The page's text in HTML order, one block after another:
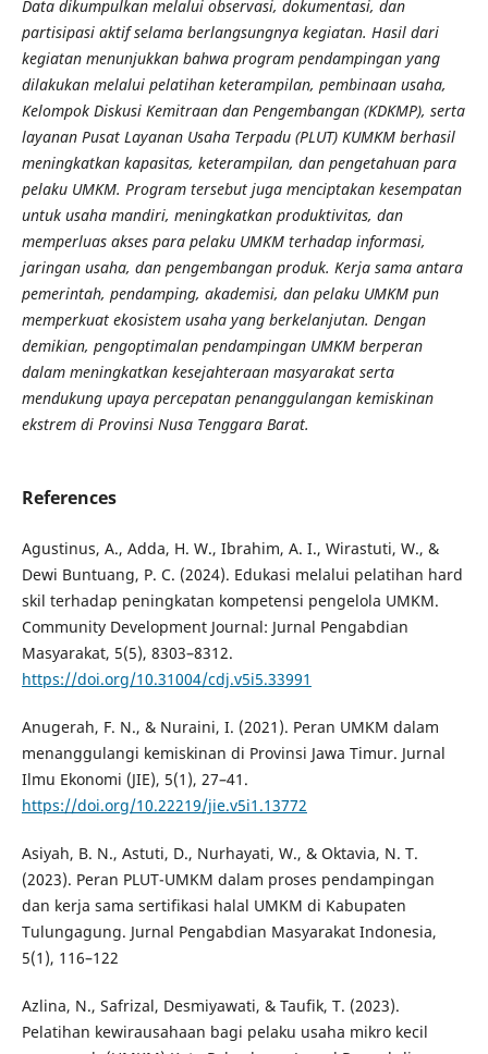
Data dikumpulkan melalui observasi, dokumentasi, dan
partisipasi aktif selama berlangsungnya kegiatan. Hasil dari
kegiatan menunjukkan bahwa program pendampingan yang
dilakukan melalui pelatihan keterampilan, pembinaan usaha,
Kelompok Diskusi Kemitraan dan Pengembangan (KDKMP), serta
layanan Pusat Layanan Usaha Terpadu (PLUT) KUMKM berhasil
meningkatkan kapasitas, keterampilan, dan pengetahuan para
pelaku UMKM. Program tersebut juga menciptakan kesempatan
untuk usaha mandiri, meningkatkan produktivitas, dan
memperluas akses para pelaku UMKM terhadap informasi,
jaringan usaha, dan pengembangan produk. Kerja sama antara
pemerintah, pendamping, akademisi, dan pelaku UMKM pun
memperkuat ekosistem usaha yang berkelanjutan. Dengan
demikian, pengoptimalan pendampingan UMKM berperan
dalam meningkatkan kesejahteraan masyarakat serta
mendukung upaya percepatan penanggulangan kemiskinan
ekstrem di Provinsi Nusa Tenggara Barat.
References
Agustinus, A., Adda, H. W., Ibrahim, A. I., Wirastuti, W., &
Dewi Buntuang, P. C. (2024). Edukasi melalui pelatihan hard
skil terhadap peningkatan kompetensi pengelola UMKM.
Community Development Journal: Jurnal Pengabdian
Masyarakat, 5(5), 8303–8312.
https://doi.org/10.31004/cdj.v5i5.33991
Anugerah, F. N., & Nuraini, I. (2021). Peran UMKM dalam
menanggulangi kemiskinan di Provinsi Jawa Timur. Jurnal
Ilmu Ekonomi (JIE), 5(1), 27–41.
https://doi.org/10.22219/jie.v5i1.13772
Asiyah, B. N., Astuti, D., Nurhayati, W., & Oktavia, N. T.
(2023). Peran PLUT-UMKM dalam proses pendampingan
dan kerja sama sertifikasi halal UMKM di Kabupaten
Tulungagung. Jurnal Pengabdian Masyarakat Indonesia,
5(1), 116–122
Azlina, N., Safrizal, Desmiyawati, & Taufik, T. (2023).
Pelatihan kewirausahaan bagi pelaku usaha mikro kecil